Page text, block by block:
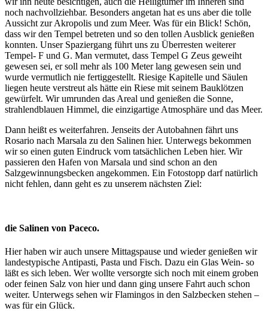
noch nachvollziehbar. Besonders angetan hat es uns aber die tolle
Aussicht zur Akropolis und zum Meer. Was für ein Blick! Schön,
dass wir den Tempel betreten und so den tollen Ausblick genießen
konnten. Unser Spaziergang führt uns zu Überresten weiterer
Tempel- F und G. Man vermutet, dass Tempel G Zeus geweiht
gewesen sei, er soll mehr als 100 Meter lang gewesen sein und
wurde vermutlich nie fertiggestellt. Riesige Kapitelle und Säulen
liegen heute verstreut als hätte ein Riese mit seinem Bauklötzen
gewürfelt. Wir umrunden das Areal und genießen die Sonne,
strahlendblauen Himmel, die einzigartige Atmosphäre und das Meer.
Dann heißt es weiterfahren. Jenseits der Autobahnen fährt uns
Rosario nach Marsala zu den Salinen hier. Unterwegs bekommen
wir so einen guten Eindruck vom tatsächlichen Leben hier. Wir
passieren den Hafen von Marsala und sind schon an den
Salzgewinnungsbecken angekommen. Ein Fotostopp darf natürlich
nicht fehlen, dann geht es zu unserem nächsten Ziel:
die Salinen von Paceco.
Hier haben wir auch unsere Mittagspause und wieder genießen wir
landestypische Antipasti, Pasta und Fisch. Dazu ein Glas Wein- so
läßt es sich leben. Wer wollte versorgte sich noch mit einem groben
oder feinen Salz von hier und dann ging unsere Fahrt auch schon
weiter. Unterwegs sehen wir Flamingos in den Salzbecken stehen –
was für ein Glück.